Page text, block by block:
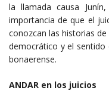
la llamada causa
importancia de que el
conozcan las historias
democrático y el
bonaerense.
ANDAR en los juicios